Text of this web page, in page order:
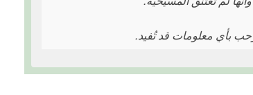
بأي معلومات قد تُفيد.